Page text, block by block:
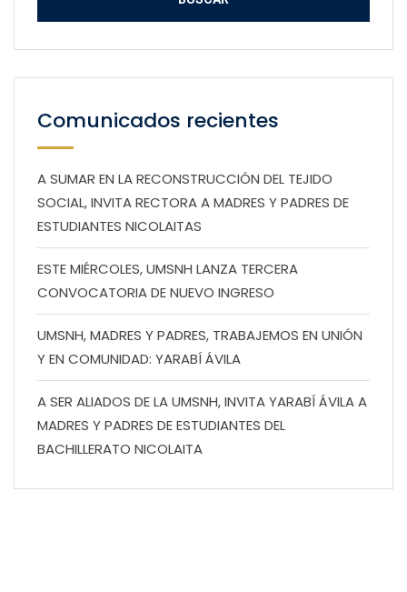
Comunicados recientes
A SUMAR EN LA RECONSTRUCCIÓN DEL TEJIDO
SOCIAL, INVITA RECTORA A MADRES Y PADRES DE
ESTUDIANTES NICOLAITAS
ESTE MIÉRCOLES, UMSNH LANZA TERCERA
CONVOCATORIA DE NUEVO INGRESO
UMSNH, MADRES Y PADRES, TRABAJEMOS EN UNIÓN
Y EN COMUNIDAD: YARABÍ ÁVILA
A SER ALIADOS DE LA UMSNH, INVITA YARABÍ ÁVILA A
MADRES Y PADRES DE ESTUDIANTES DEL
BACHILLERATO NICOLAITA